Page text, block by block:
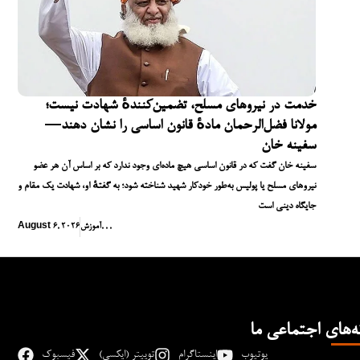
خدمت در نیروهای مسلح، تضمین‌کنندهٔ شهادت نیست؛
مولانا فضل‌الرحمان مادهٔ قانون اساسی را نشان دهند—
سفینه خان
سفینه خان گفت که در قانون اساسی هیچ ماده‌ای وجود ندارد که بر اساس آن هر عضو
نیروهای مسلح یا پولیس به‌طور خودکار شهید شناخته شود؛ به گفتهٔ او، شهادت یک مقام و
جایگاه دینی است
August 6, 2026آموزش, , ,
اجتماعی ما
فیسبوک توییتر (ایکسی) اینستاگرام یوتیوب